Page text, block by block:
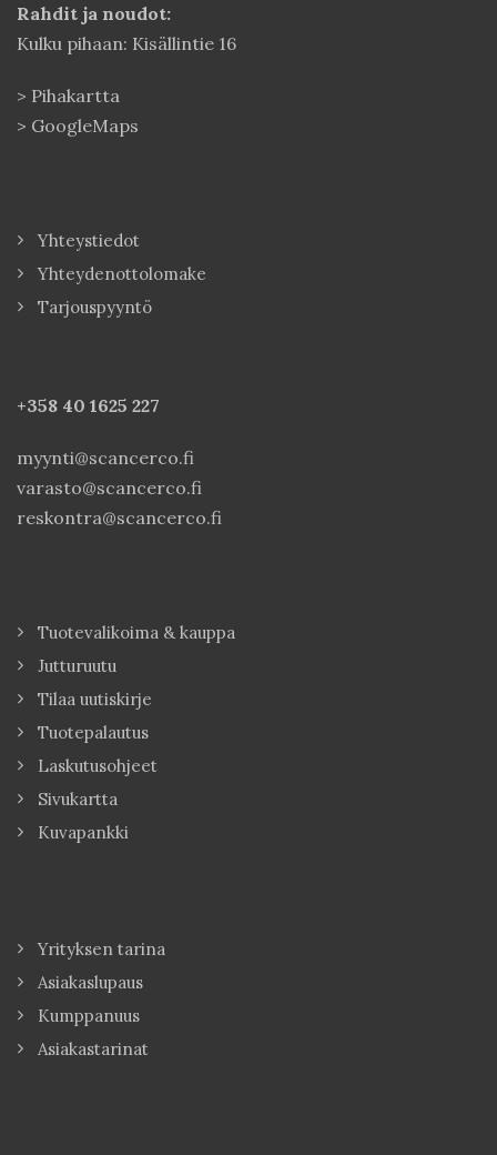
Rahdit ja noudot:
Kulku pihaan: Kisällintie 16
> Pihakartta
> GoogleMaps
Yhteystiedot
Yhteydenottolomake
Tarjouspyyntö
+358 40 1625 227
myynti@scancerco.fi
varasto@scancerco.fi
reskontra@scancerco.fi
Tuotevalikoima & kauppa
Jutturuutu
Tilaa uutiskirje
Tuotepalautus
Laskutusohjeet
Sivukartta
Kuvapankki
Yrityksen tarina
Asiakaslupaus
Kumppanuus
Asiakastarinat